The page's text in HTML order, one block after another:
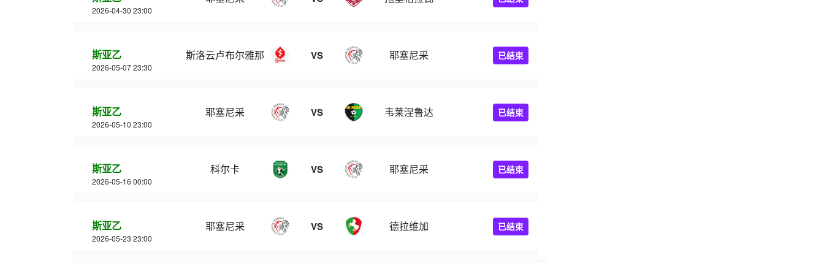
2026-04-30 23:00
斯亚乙
2026-05-07 23:30
斯洛云卢布尔雅那 VS 耶塞尼采 已结束
斯亚乙
2026-05-10 23:00
耶塞尼采 VS 韦莱涅鲁达 已结束
斯亚乙
2026-05-16 00:00
科尔卡 VS 耶塞尼采 已结束
斯亚乙
2026-05-23 23:00
耶塞尼采 VS 德拉维加 已结束